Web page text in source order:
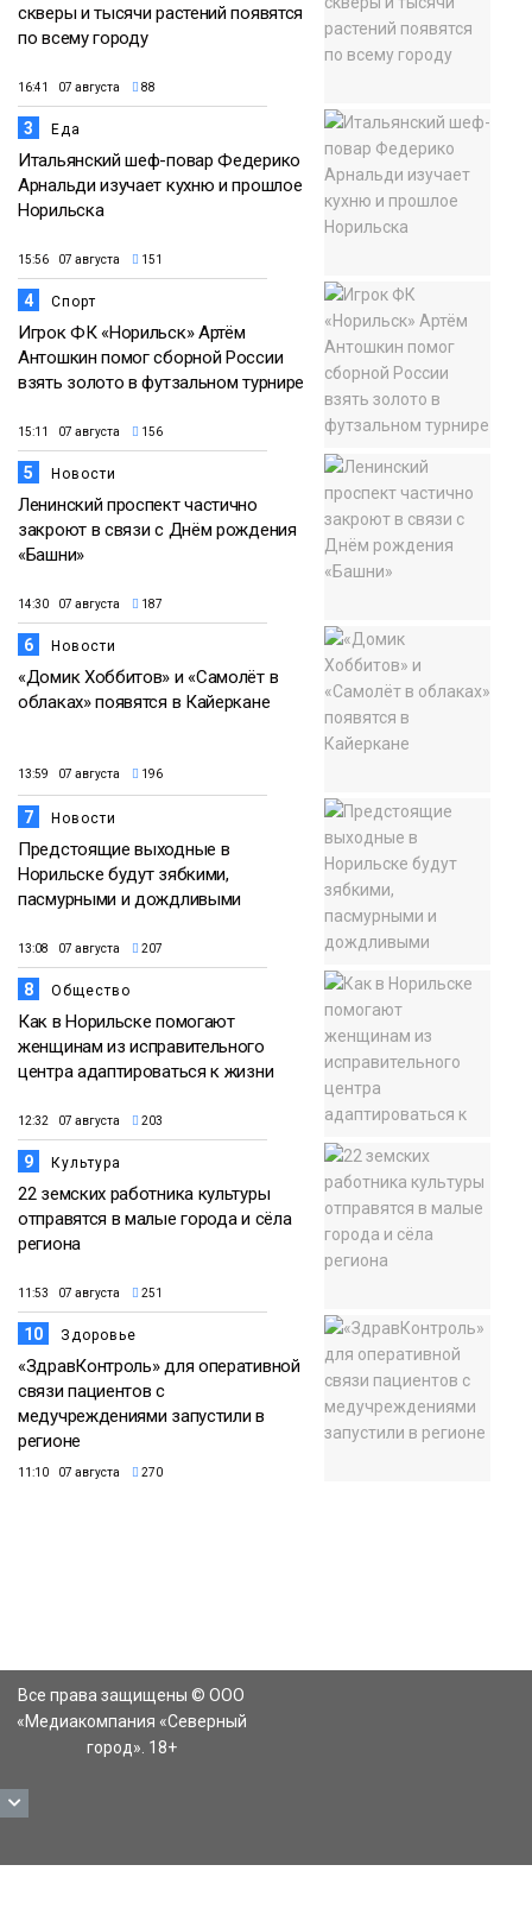
скверы и тысячи растений появятся
по всему городу
16:41 07 августа 88
3 Еда
Итальянский шеф-повар Федерико
Арнальди изучает кухню и прошлое
Норильска
15:56 07 августа 151
4 Спорт
Игрок ФК «Норильск» Артём
Антошкин помог сборной России
взять золото в футзальном турнире
15:11 07 августа 156
5 Новости
Ленинский проспект частично
закроют в связи с Днём рождения
«Башни»
14:30 07 августа 187
6 Новости
«Домик Хоббитов» и «Самолёт в
облаках» появятся в Кайеркане
13:59 07 августа 196
7 Новости
Предстоящие выходные в
Норильске будут зябкими,
пасмурными и дождливыми
13:08 07 августа 207
8 Общество
Как в Норильске помогают
женщинам из исправительного
центра адаптироваться к жизни
12:32 07 августа 203
9 Культура
22 земских работника культуры
отправятся в малые города и сёла
региона
11:53 07 августа 251
10 Здоровье
«ЗдравКонтроль» для оперативной
связи пациентов с
медучреждениями запустили в
регионе
11:10 07 августа 270
Все права защищены © ООО
«Медиакомпания «Северный
город». 18+